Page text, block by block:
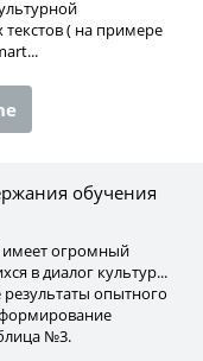
( на примере
обучения
огромный
в диалог культур...
опытного
№3.